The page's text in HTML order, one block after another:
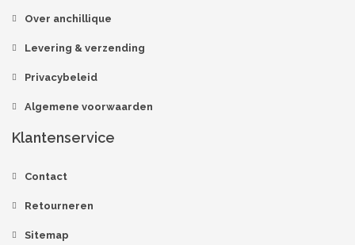
Over anchillique
Levering & verzending
Privacybeleid
Algemene voorwaarden
Klantenservice
Contact
Retourneren
Sitemap